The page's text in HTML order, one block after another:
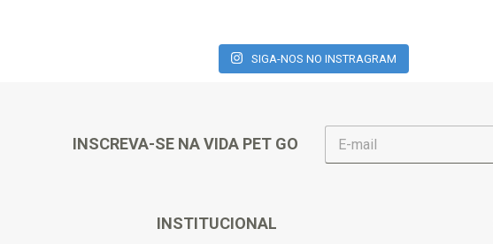
SIGA-NOS NO INSTRAGRAM
INSCREVA-SE NA VIDA PET GO
E
m
INSTITUCIONAL